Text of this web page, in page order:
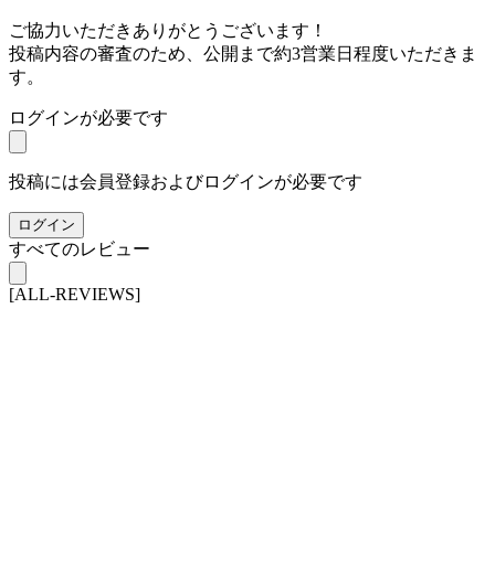
ご協力いただきありがとうございます！
投稿内容の審査のため、公開まで約3営業日程度いただきま
す。
ログインが必要です
投稿には会員登録およびログインが必要です
ログイン
すべてのレビュー
[ALL-REVIEWS]